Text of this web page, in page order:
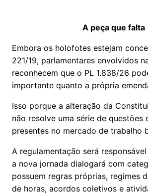
A peça que falta
Embora os holofotes estejam
221/19, parlamentares envolvidos
reconhecem que o PL 1.838/26
importante quanto a própria
Isso porque a alteração da
não resolve uma série de questões
presentes no mercado de trabalho
A regulamentação será
a nova jornada dialogará com
possuem regras próprias, regimes
de horas, acordos coletivos e